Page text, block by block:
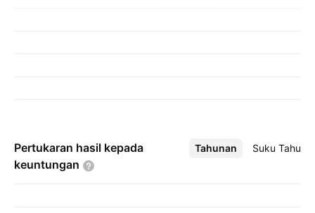
Pertukaran hasil kepada
keuntungan
Tahunan Suku
Lebih